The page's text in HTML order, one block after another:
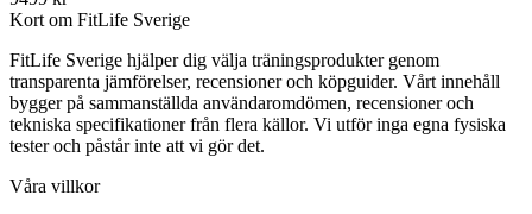
Kort om FitLife Sverige
FitLife Sverige hjälper dig välja träningsprodukter genom
transparenta jämförelser, recensioner och köpguider. Vårt innehåll
bygger på sammanställda användaromdömen, recensioner och
tekniska specifikationer från flera källor. Vi utför inga egna fysiska
tester och påstår inte att vi gör det.
Våra villkor